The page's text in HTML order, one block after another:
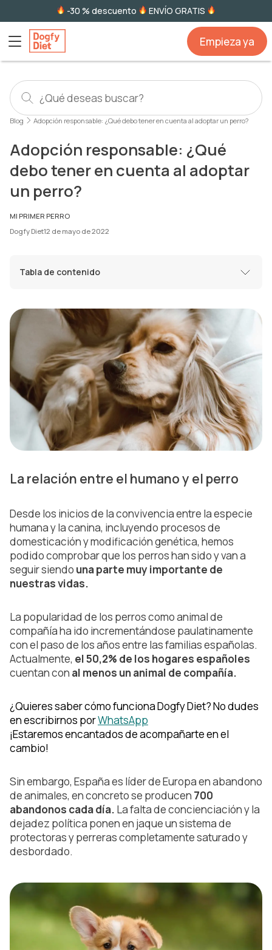
-30 % descuento ENVÍO GRATIS
Empieza ya
Blog Adopción responsable: ¿Qué debo tener en cuenta al adoptar un perro?
Adopción responsable: ¿Qué
debo tener en cuenta al adoptar
un perro?
MI PRIMER PERRO
Dogfy Diet12 de mayo de 2022
Tabla de contenido
La relación entre el humano y el perro
Desde los inicios de la convivencia entre la especie
humana y la canina, incluyendo procesos de
domesticación y modificación genética, hemos
podido comprobar que los perros han sido y van a
seguir siendo una parte muy importante de
nuestras vidas.
La popularidad de los perros como animal de
compañía ha ido incrementándose paulatinamente
con el paso de los años entre las familias españolas.
Actualmente, el 50,2% de los hogares españoles
cuentan con al menos un animal de compañía.
¿Quieres saber cómo funciona Dogfy Diet? No dudes
en escribirnos porWhatsApp
¡Estaremos encantados de acompañarte en el
cambio!
Sin embargo, España es líder de Europa en abandono
de animales, en concreto se producen 700
abandonos cada día. La falta de concienciación y la
dejadez política ponen en jaque un sistema de
protectoras y perreras completamente saturado y
desbordado.